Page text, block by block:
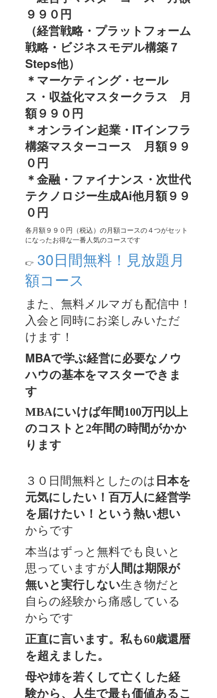
９９０円
（経営戦略・プラットフォーム
戦略・ビジネスモデル構築７
Steps他）
＊マーケティング・セール
ス・収益化マスタークラス 月
額９９０円
＊オンライン起業・ITインフラ
構築マスターコース 月額９９
０円
＊金融・ファイナンス・次世代
テクノロジー生成Ai他月額９９
０円
各月額９９０円（税込）の月額コースの４つがセット
になったお得な一番人気のコースです
👉 30日間無料！見放題月
額コース
また、無料メルマガも配信中！
入会と同時にお楽しみいただ
けます！
MBAで学ぶ経営に必要なノウ
ハウの基本をマスターできま
す
MBAにいけば年間100万円以上
のコストと2年間の時間がかか
ります
３０日間無料としたのは 日本を
元気にしたい！百万人に経営学
を届けたい！という熱い想い
からです
本当はずっと無料でも良いと
思っていますが人間は期限が
無いと実行しない生き物だと
自らの経験から痛感している
からです
正直に言います。私も60歳還暦
を超えました。
母や姉を若くして亡くした経
験から、人生で最も価値あるこ